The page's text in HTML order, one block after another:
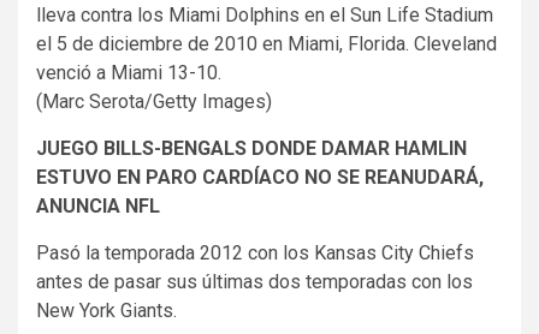
lleva contra los Miami Dolphins en el Sun Life Stadium
el 5 de diciembre de 2010 en Miami, Florida. Cleveland
venció a Miami 13-10.
(Marc Serota/Getty Images)
JUEGO BILLS-BENGALS DONDE DAMAR HAMLIN
ESTUVO EN PARO CARDÍACO NO SE REANUDARÁ,
ANUNCIA NFL
Pasó la temporada 2012 con los Kansas City Chiefs
antes de pasar sus últimas dos temporadas con los
New York Giants.